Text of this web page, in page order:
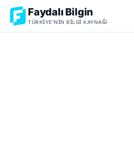
Faydalı Bilgin
TÜRKIYE'NIN BILGI KAYNAĞI